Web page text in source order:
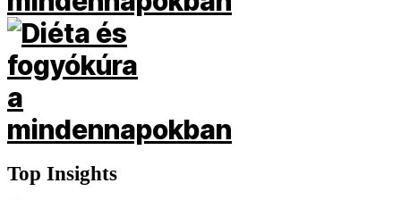
Top Insights